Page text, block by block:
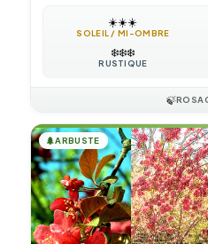
☀️☀️☀️
SOLEIL / MI-OMBRE
❄️❄️❄️
RUSTIQUE
🍃
🌲ARBUSTE